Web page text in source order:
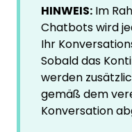
HINWEIS: Im
Chatbots wird
Ihr
Sobald das
werden
gemäß dem
Konversation